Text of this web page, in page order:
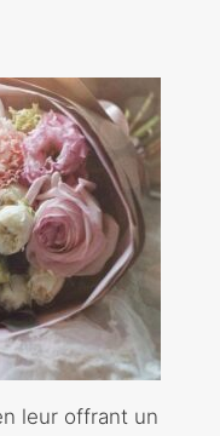
leur offrant un